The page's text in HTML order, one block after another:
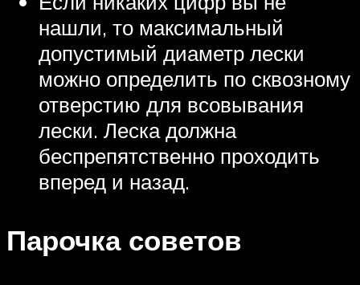
нашли, то максимальный
допустимый диаметр лески
можно определить по сквозному
отверстию для всовывания
лески. Леска должна
беспрепятственно проходить
вперед и назад.
Парочка советов